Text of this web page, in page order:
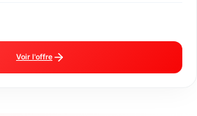
Voir l'offre